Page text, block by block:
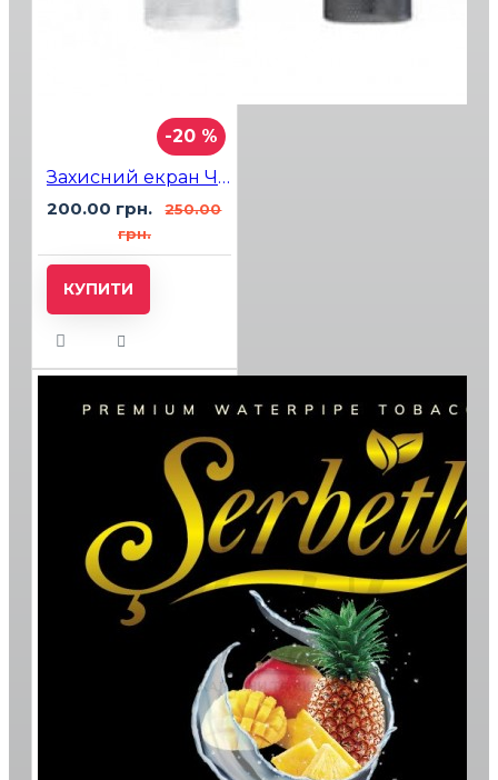
-20 %
Захисний екран Чорний
200.00 грн.
250.00
грн.
КУПИТИ